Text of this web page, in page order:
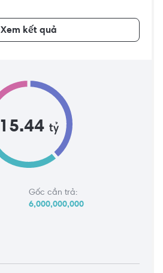
Xem kết quả
15.44 tỷ
Gốc cần trả:
6,000,000,000